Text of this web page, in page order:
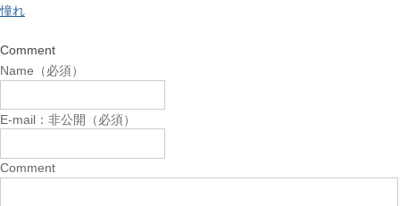
憧れ
Comment
Name（必須）
E-mail：非公開（必須）
Comment